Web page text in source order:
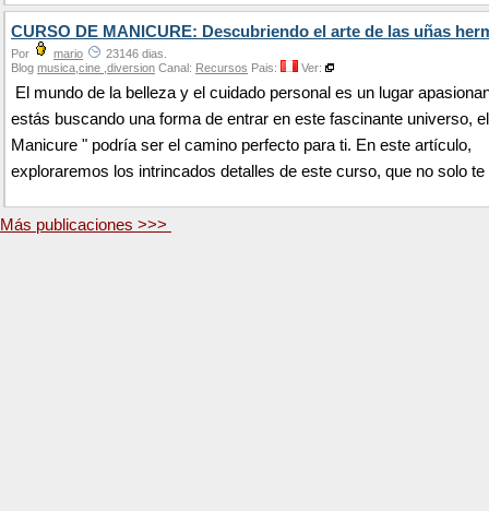
CURSO DE MANICURE: Descubriendo el arte de las uñas
Por mario
23146 dias.
Blog musica,cine ,diversion Canal: Recursos Pais: Ver:
El mundo de la belleza y el cuidado personal es un lugar
estás buscando una forma de entrar en este fascinante universo,
Manicure " podría ser el camino perfecto para ti. En este artículo,
exploraremos los intrincados detalles de este curso, que no solo te
Más publicaciones >>>